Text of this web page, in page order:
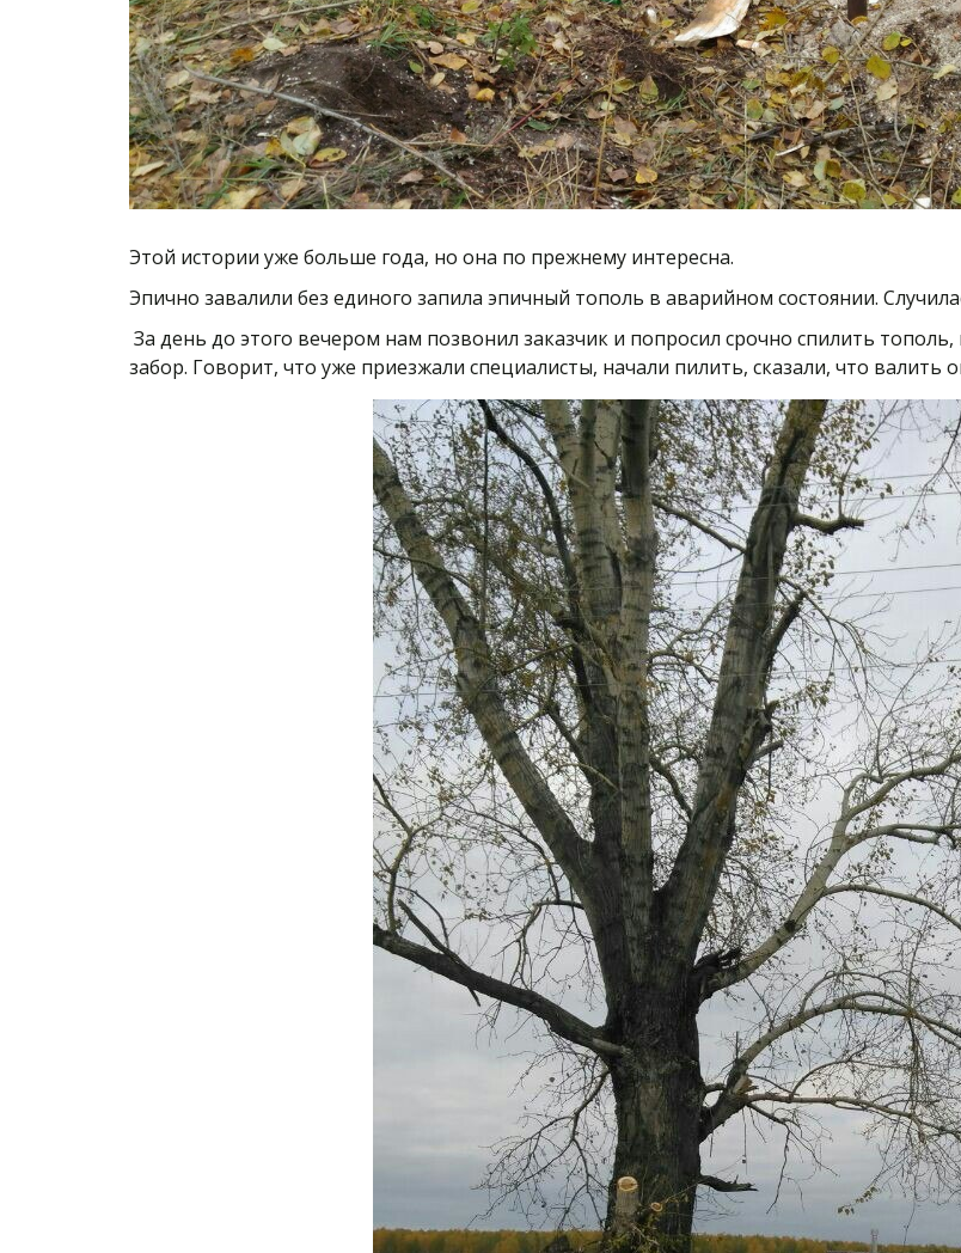
Этой истории уже больше года, но она по прежнему интересна.
Эпично завалили без единого запила эпичный тополь в аварийном состоянии.
За день до этого вечером нам позвонил заказчик и попросил срочно спилить
забор. Говорит, что уже приезжали специалисты, начали пилить, сказали, что валить